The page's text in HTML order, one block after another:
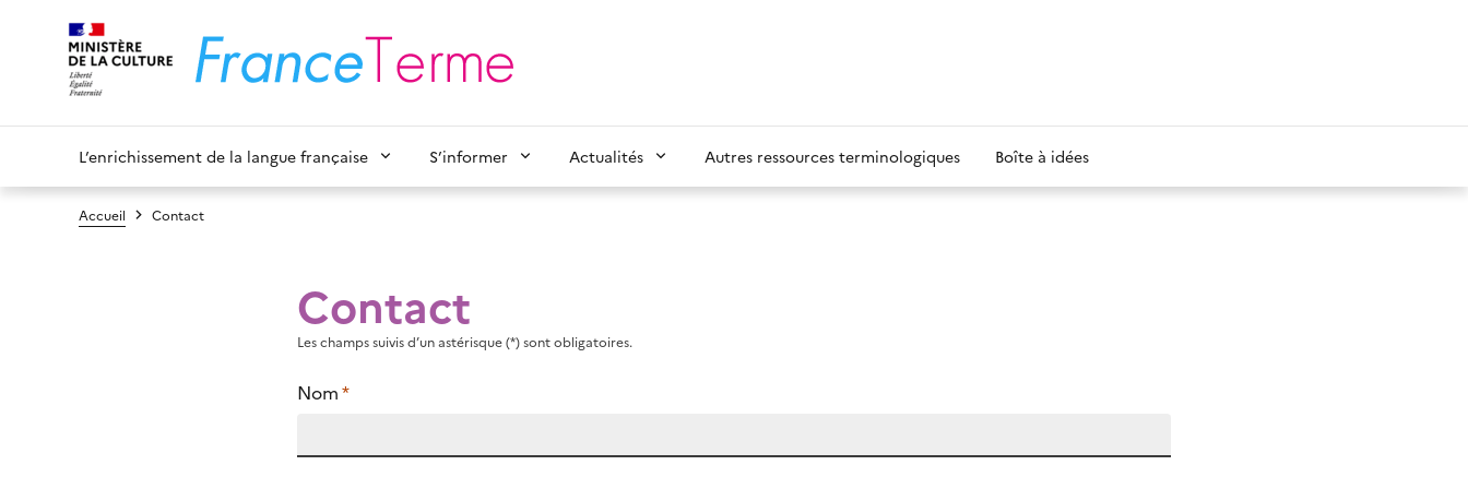
L’enrichissement de la langue française S’informer Actualités Autres ressources terminologiques Boîte à idées
Accueil Contact
Contact
Les champs suivis d’un astérisque (*) sont obligatoires.
Nom*